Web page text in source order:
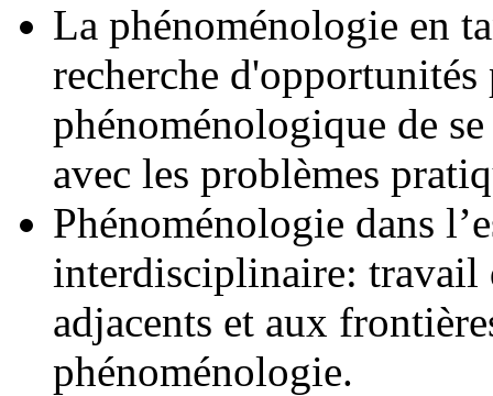
La phénoménologie en
recherche
phénoménologique de
avec les problèmes
Phénoménologie dans
interdisciplinaire: travail
adjacents et aux
phénoménologie.